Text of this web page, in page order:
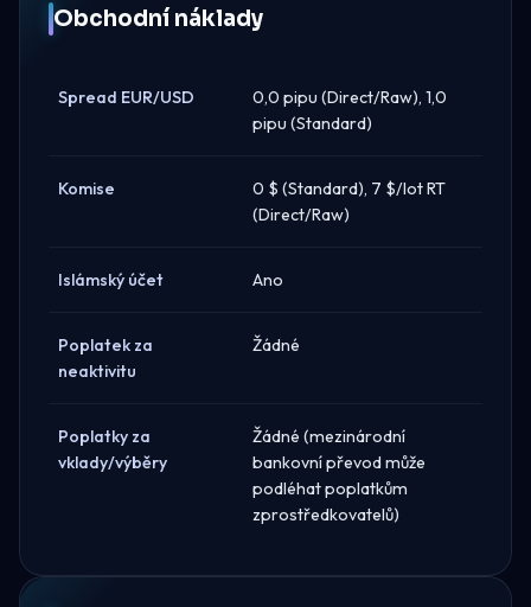
Obchodní náklady
Spread EUR/USD
0,0 pipu (Direct/Raw), 1,0
pipu (Standard)
Komise
0 $ (Standard), 7 $/lot RT
(Direct/Raw)
Islámský účet Ano
Poplatek za
neaktivitu
Žádné
Poplatky za
vklady/výběry
Žádné (mezinárodní
bankovní převod může
podléhat poplatkům
zprostředkovatelů)